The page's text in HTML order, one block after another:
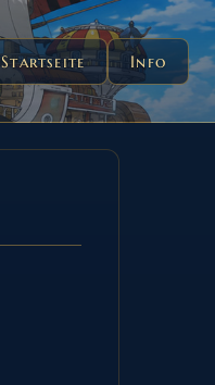
Startseite Info